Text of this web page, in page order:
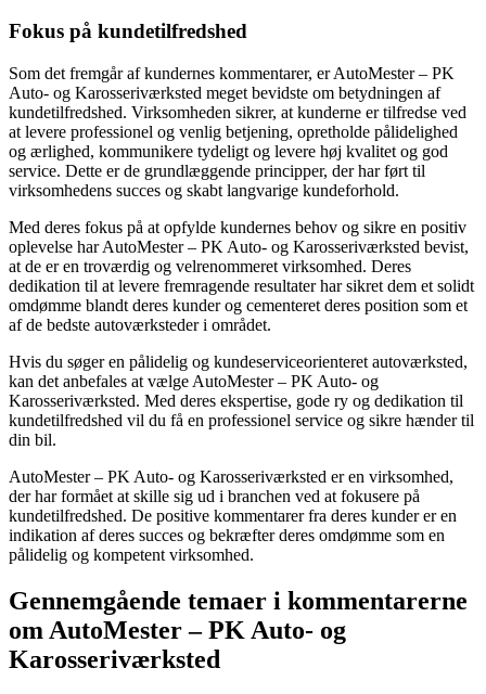
Fokus på kundetilfredshed
Som det fremgår af kundernes kommentarer, er AutoMester – PK
Auto- og Karosseriværksted meget bevidste om betydningen af
kundetilfredshed. Virksomheden sikrer, at kunderne er tilfredse ved
at levere professionel og venlig betjening, opretholde pålidelighed
og ærlighed, kommunikere tydeligt og levere høj kvalitet og god
service. Dette er de grundlæggende principper, der har ført til
virksomhedens succes og skabt langvarige kundeforhold.
Med deres fokus på at opfylde kundernes behov og sikre en positiv
oplevelse har AutoMester – PK Auto- og Karosseriværksted bevist,
at de er en troværdig og velrenommeret virksomhed. Deres
dedikation til at levere fremragende resultater har sikret dem et solidt
omdømme blandt deres kunder og cementeret deres position som et
af de bedste autoværksteder i området.
Hvis du søger en pålidelig og kundeserviceorienteret autoværksted,
kan det anbefales at vælge AutoMester – PK Auto- og
Karosseriværksted. Med deres ekspertise, gode ry og dedikation til
kundetilfredshed vil du få en professionel service og sikre hænder til
din bil.
AutoMester – PK Auto- og Karosseriværksted er en virksomhed,
der har formået at skille sig ud i branchen ved at fokusere på
kundetilfredshed. De positive kommentarer fra deres kunder er en
indikation af deres succes og bekræfter deres omdømme som en
pålidelig og kompetent virksomhed.
Gennemgående temaer i kommentarerne
om AutoMester – PK Auto- og
Karosseriværksted